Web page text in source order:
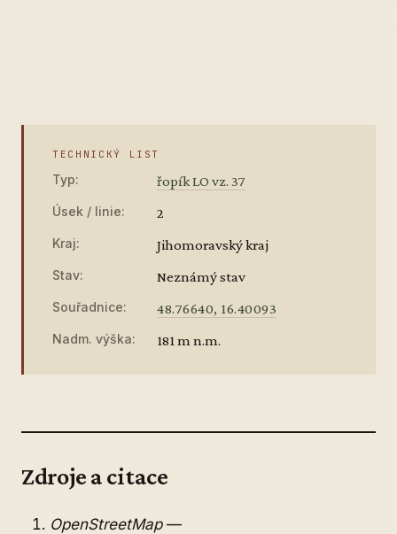
TECHNICKÝ LIST
Typ: řopík LO vz. 37
Úsek / linie: 2
Kraj: Jihomoravský kraj
Stav: Neznámý stav
Souřadnice: 48.76640, 16.40093
Nadm. výška: 181 m n.m.
Zdroje a citace
OpenStreetMap—